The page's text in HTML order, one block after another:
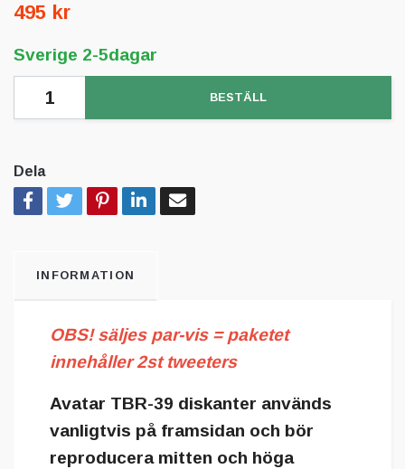
495 kr
Sverige 2-5dagar
BESTÄLL
Dela
INFORMATION
OBS! säljes par-vis =paketet
innehåller 2st tweeters
Avatar TBR-39 diskanter används
vanligtvis på framsidan och bör
reproducera mitten och höga